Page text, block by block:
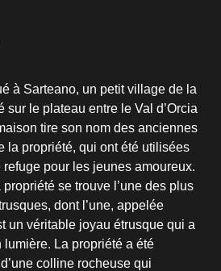
à Sarteano, un petit village de la
sur le plateau entre le Val d’Orcia
tire son nom des anciennes
la propriété, qui ont été utilisées
pour les jeunes amoureux.
se trouve l’une des plus
dont l’une, appelée
un véritable joyau étrusque qui a
lumière. La propriété a été
colline rocheuse qui